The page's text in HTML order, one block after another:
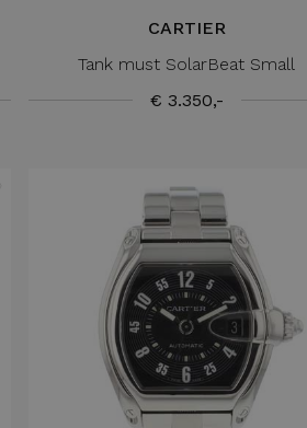
CARTIER
Tank must SolarBeat Small
€ 3.350,-